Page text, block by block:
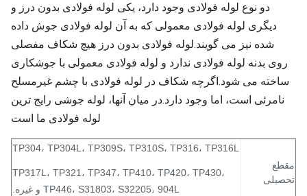
دو نوع لوله فولادی وجود دارد، یکی لوله فولادی بدون درز و
دیگری لوله فولادی معمولی که به آن لوله فولادی جوش داده
شده نیز می گویند.لوله فولادی بدون درز هیچ شکاف مفصلی
بدنه لوله فولادی ندارد و لوله فولادی معمولی با جوشکاری
می شود.اگرچه شکاف در لوله فولادی با چشم غیرمسلح
نامرئی است، اما وجود دارد.در میان آنها، لوله جوشی رایج ترین
لوله فولادی ما است
TP304، TP304L، TP309S، TP310S، TP316، TP316L
TP317L، TP321، TP347، TP410، TP420، TP430،
TP446، S31803، S32205، 904L و غیره.